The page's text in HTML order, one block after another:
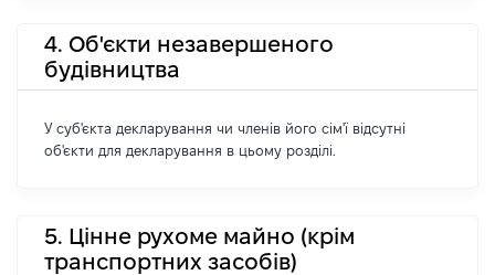
4. Об'єкти незавершеного
будівництва
У суб'єкта декларування чи членів його сім'ї відсутні
об'єкти для декларування в цьому розділі.
5. Цінне рухоме майно (крім
транспортних засобів)